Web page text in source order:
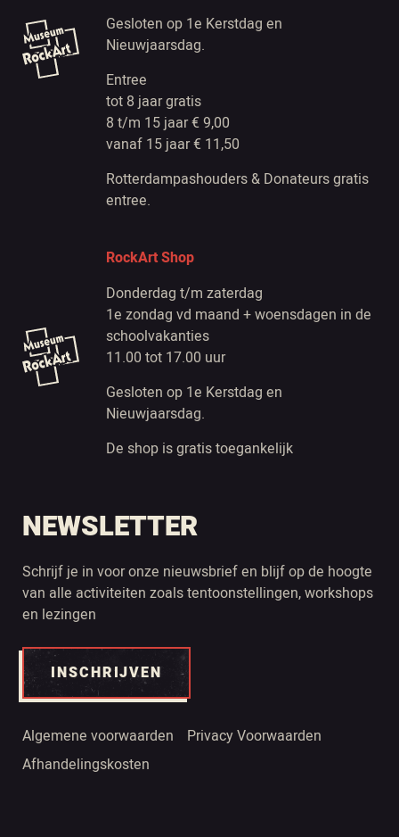
Gesloten op 1e Kerstdag en
Nieuwjaarsdag.
Entree
tot 8 jaar gratis
8 t/m 15 jaar € 9,00
vanaf 15 jaar € 11,50
Rotterdampashouders & Donateurs gratis
entree.
RockArt Shop
Donderdag t/m zaterdag
1e zondag vd maand + woensdagen in de
schoolvakanties
11.00 tot 17.00 uur
Gesloten op 1e Kerstdag en
Nieuwjaarsdag.
De shop is gratis toegankelijk
NEWSLETTER
Schrijf je in voor onze nieuwsbrief en blijf op de hoogte
van alle activiteiten zoals tentoonstellingen, workshops
en lezingen
INSCHRIJVEN
Algemene voorwaarden
Privacy Voorwaarden
Afhandelingskosten